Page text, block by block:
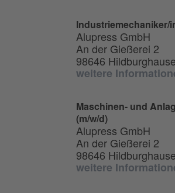
Industriemechaniker/
Alupress GmbH
An der Gießerei 2
98646
weitere
Maschinen- und
(m/w/d)
Alupress GmbH
An der Gießerei 2
98646
weitere